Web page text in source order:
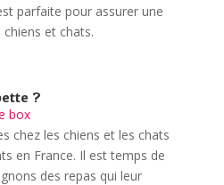
parfaite pour assurer une
chiens et chats.
?
chez les chiens et les chats
en France. Il est temps de
des repas qui leur